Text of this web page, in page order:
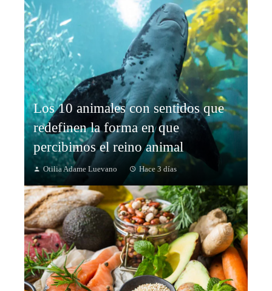
Los 10 animales con sentidos que
redefinen la forma en que
percibimos el reino animal
Otilia Adame Luevano Hace 3 días